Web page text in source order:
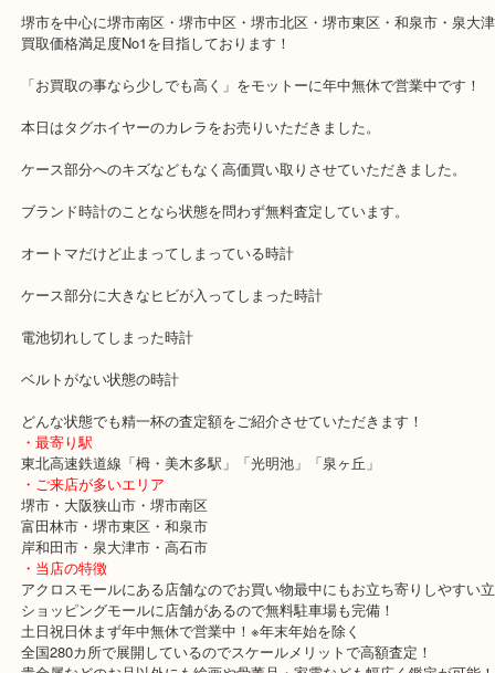
タグホイヤー カレラのお買取りブログです！
堺市にある「アクロスモール」で今年で4年目になる買取専門店「
買取価格満足度No1を目指しております！
「お買取の事なら少しでも高く」をモットーに年中無休で営業中で
本日はタグホイヤーのカレラをお売りいただきました。
ケース部分へのキズなどもなく高価買い取りさせていただきました
ブランド時計のことなら状態を問わず無料査定しています。
オートマだけど止まってしまっている時計
ケース部分に大きなヒビが入ってしまった時計
電池切れしてしまった時計